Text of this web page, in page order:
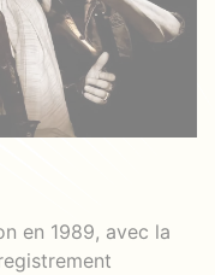
en 1989, avec la